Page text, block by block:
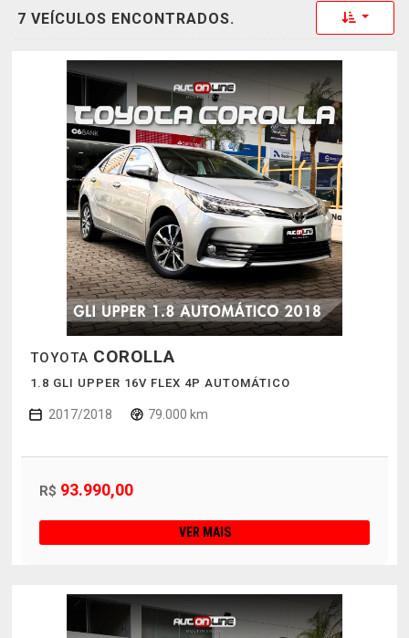
7 VEÍCULOS ENCONTRADOS. Toggle
TOYOTA COROLLA
1.8 GLI UPPER 16V FLEX 4P AUTOMÁTICO
2017/2018 79.000 km
R$ 93.990,00
VER MAIS